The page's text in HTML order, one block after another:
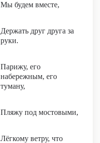
Мы будем вместе,
Держать друг друга за
руки.
Парижу, его
набережным, его
туману,
Пляжу под мостовыми,
Лёгкому ветру, что